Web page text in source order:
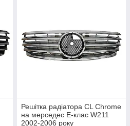
Решітка радіатора CL Chrome
на мерседес E-клас W211
2002-2006 року